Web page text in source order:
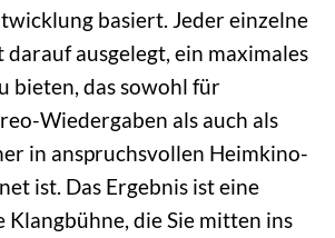
basiert. Jeder einzelne
darauf ausgelegt, ein maximales
bieten, das sowohl für
Wiedergaben als auch als
in anspruchsvollen Heimkino-
ist. Das Ergebnis ist eine
Klangbühne, die Sie mitten ins